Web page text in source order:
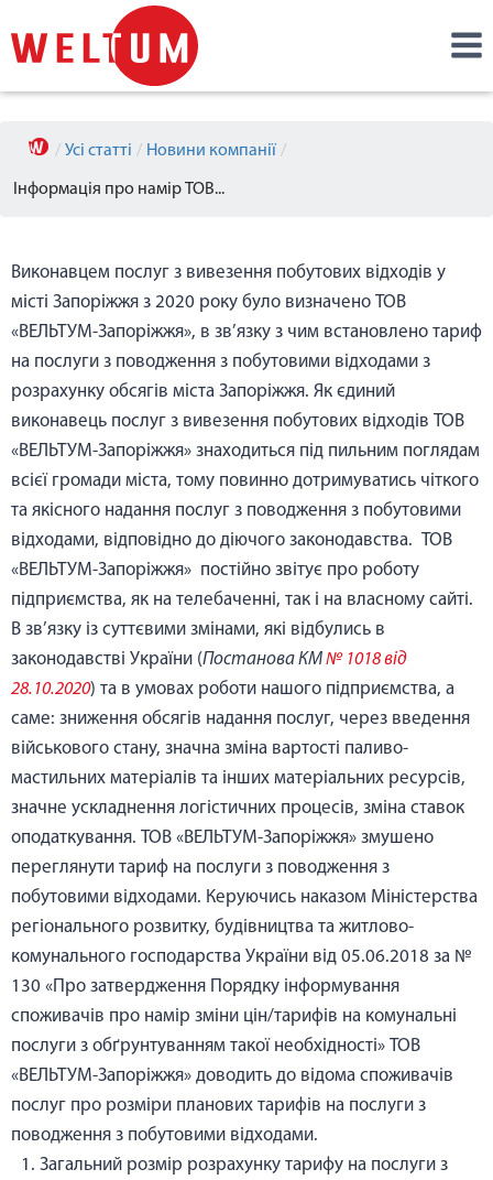
/ Усі статті / Новини компанії /
Інформація про намір ТОВ...
Виконавцем послуг з вивезення побутових відходів у
місті Запоріжжя з 2020 року було визначено ТОВ
«ВЕЛЬТУМ-Запоріжжя», в зв’язку з чим встановлено тариф
на послуги з поводження з побутовими відходами з
розрахунку обсягів міста Запоріжжя. Як єдиний
виконавець послуг з вивезення побутових відходів ТОВ
«ВЕЛЬТУМ-Запоріжжя» знаходиться під пильним поглядам
всієї громади міста, тому повинно дотримуватись чіткого
та якісного надання послуг з поводження з побутовими
відходами, відповідно до діючого законодавства. ТОВ
«ВЕЛЬТУМ-Запоріжжя» постійно звітує про роботу
підприємства, як на телебаченні, так і на власному сайті.
В зв’язку із суттєвими змінами, які відбулись в
законодавстві України (Постанова КМ№ 1018 від
28.10.2020) та в умовах роботи нашого підприємства, а
саме: зниження обсягів надання послуг, через введення
військового стану, значна зміна вартості паливо-
мастильних матеріалів та інших матеріальних ресурсів,
значне ускладнення логістичних процесів, зміна ставок
оподаткування. ТОВ «ВЕЛЬТУМ-Запоріжжя» змушено
переглянути тариф на послуги з поводження з
побутовими відходами. Керуючись наказом Міністерства
регіонального розвитку, будівництва та житлово-
комунального господарства України від 05.06.2018 за №
130 «Про затвердження Порядку інформування
споживачів про намір зміни цін/тарифів на комунальні
послуги з обґрунтуванням такої необхідності» ТОВ
«ВЕЛЬТУМ-Запоріжжя» доводить до відома споживачів
послуг про розміри планових тарифів на послуги з
поводження з побутовими відходами.
Загальний розмір розрахунку тарифу на послуги з